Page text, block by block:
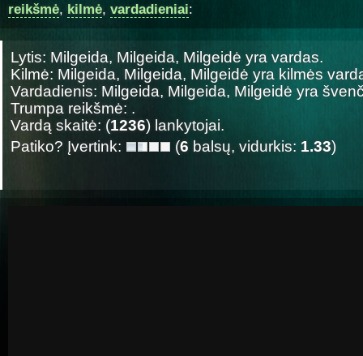
reikšmė, kilmė, vardadieniai:
Lytis: Milgeida, Milgeida, Milgeidė yra vardas.
Kilmė: Milgeida, Milgeida, Milgeidė yra kilmės
Vardadienis: Milgeida, Milgeida, Milgeidė yra
Trumpa reikšmė: .
Vardą skaitė: (1236) lankytojai.
Patiko? Įvertink:
(6 balsų, vidurkis: 1.33)